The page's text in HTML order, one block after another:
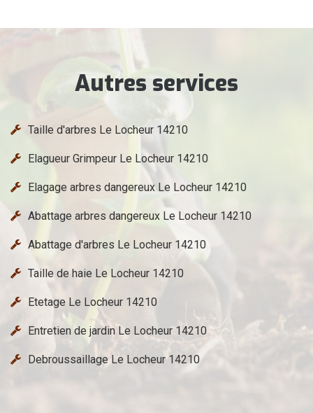
Autres services
Taille d'arbres Le Locheur 14210
Elagueur Grimpeur Le Locheur 14210
Elagage arbres dangereux Le Locheur 14210
Abattage arbres dangereux Le Locheur 14210
Abattage d'arbres Le Locheur 14210
Taille de haie Le Locheur 14210
Etetage Le Locheur 14210
Entretien de jardin Le Locheur 14210
Debroussaillage Le Locheur 14210